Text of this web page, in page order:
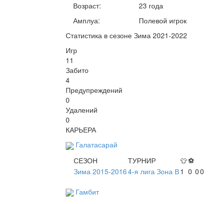
Возраст:
Амплуа:
23 года
Полевой игрок
Статистика в сезоне Зима 2021-2022
Игр
11
Забито
4
Предупреждений
0
Удалений
0
КАРЬЕРА
Галатасарай
СЕЗОН
ТУРНИР 👕⚽
Зима 2015-20164-я лига Зона В1 0 00
Гамбит